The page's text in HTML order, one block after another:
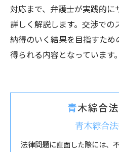
対応まで、弁護士が実践的
詳しく解説します。交渉での
納得のいく結果を目指すた
得られる内容となっています。
青木綜合
法律問題に直面した際には、